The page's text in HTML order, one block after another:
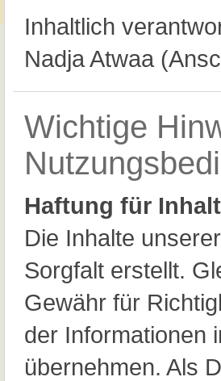
Inhaltlich
Nadja Atwaa
Wichtige
Haftung für
Die Inhalte
Sorgfalt erstellt.
Gewähr für
der Informationen
übernehmen. Als